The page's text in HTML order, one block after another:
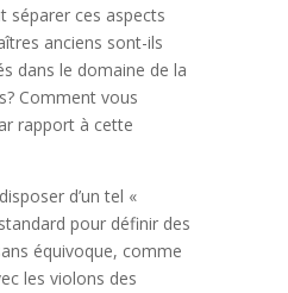
séparer ces aspects
anciens sont-ils
dans le domaine de la
Comment vous
rapport à cette
d’un tel «
pour définir des
équivoque, comme
les violons des